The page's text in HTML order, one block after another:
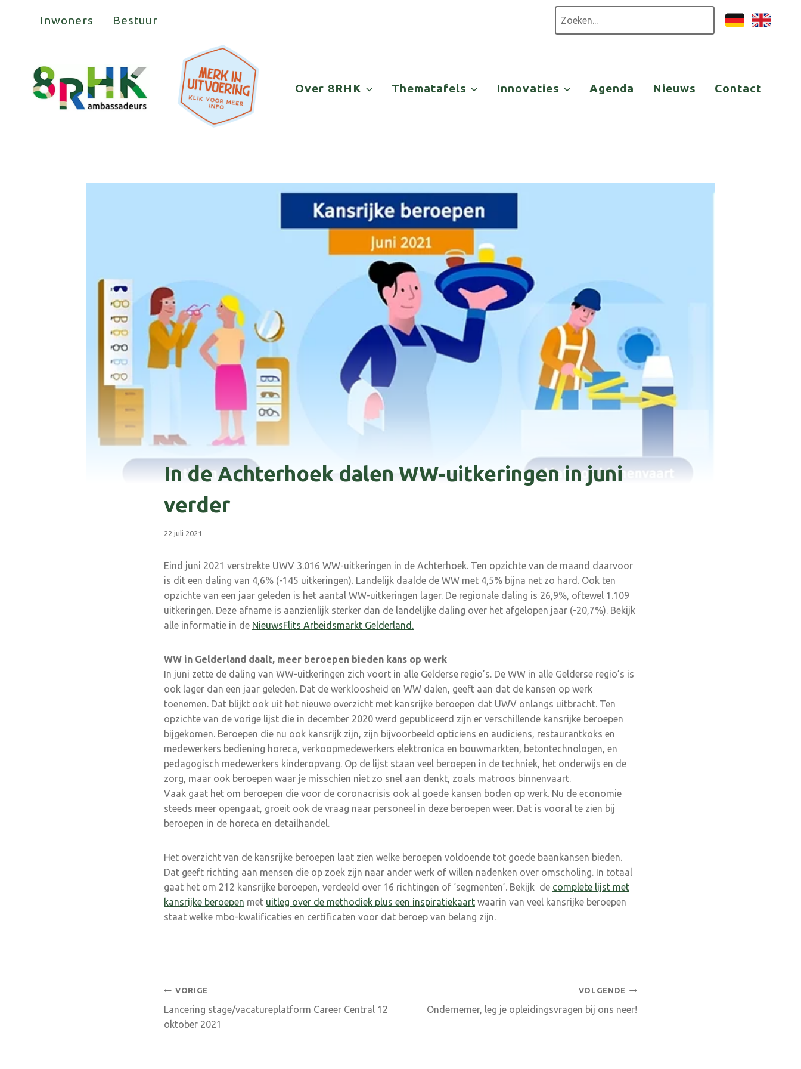
Inwoners Bestuur
Over 8RHK Thematafels Innovaties Agenda Nieuws Contact
In de Achterhoek dalen WW-uitkeringen in juni
verder
22 juli 2021
Eind juni 2021 verstrekte UWV 3.016 WW-uitkeringen in de Achterhoek. Ten opzichte van de maand daarvoor
is dit een daling van 4,6% (-145 uitkeringen). Landelijk daalde de WW met 4,5% bijna net zo hard. Ook ten
opzichte van een jaar geleden is het aantal WW-uitkeringen lager. De regionale daling is 26,9%, oftewel 1.109
uitkeringen. Deze afname is aanzienlijk sterker dan de landelijke daling over het afgelopen jaar (-20,7%). Bekijk
alle informatie in de NieuwsFlits Arbeidsmarkt Gelderland.
WW in Gelderland daalt, meer beroepen bieden kans op werk
In juni zette de daling van WW-uitkeringen zich voort in alle Gelderse regio’s. De WW in alle Gelderse regio’s is
ook lager dan een jaar geleden. Dat de werkloosheid en WW dalen, geeft aan dat de kansen op werk
toenemen. Dat blijkt ook uit het nieuwe overzicht met kansrijke beroepen dat UWV onlangs uitbracht. Ten
opzichte van de vorige lijst die in december 2020 werd gepubliceerd zijn er verschillende kansrijke beroepen
bijgekomen. Beroepen die nu ook kansrijk zijn, zijn bijvoorbeeld opticiens en audiciens, restaurantkoks en
medewerkers bediening horeca, verkoopmedewerkers elektronica en bouwmarkten, betontechnologen, en
pedagogisch medewerkers kinderopvang. Op de lijst staan veel beroepen in de techniek, het onderwijs en de
zorg, maar ook beroepen waar je misschien niet zo snel aan denkt, zoals matroos binnenvaart.
Vaak gaat het om beroepen die voor de coronacrisis ook al goede kansen boden op werk. Nu de economie
steeds meer opengaat, groeit ook de vraag naar personeel in deze beroepen weer. Dat is vooral te zien bij
beroepen in de horeca en detailhandel.
Het overzicht van de kansrijke beroepen laat zien welke beroepen voldoende tot goede baankansen bieden.
Dat geeft richting aan mensen die op zoek zijn naar ander werk of willen nadenken over omscholing. In totaal
gaat het om 212 kansrijke beroepen, verdeeld over 16 richtingen of ‘segmenten’. Bekijk de complete lijst met
kansrijke beroepen met uitleg over de methodiek plus een inspiratiekaart waarin van veel kansrijke beroepen
staat welke mbo-kwalificaties en certificaten voor dat beroep van belang zijn.
Bericht
navigatie
VORIGE
Lancering stage/vacatureplatform Career Central 12
oktober 2021
VOLGENDE
Ondernemer, leg je opleidingsvragen bij ons neer!